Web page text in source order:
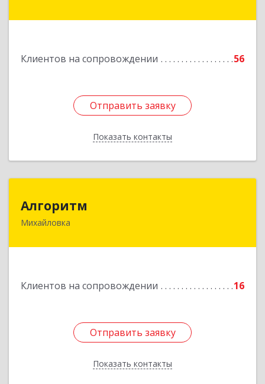
Клиентов на сопровождении 56
Отправить заявку
Показать контакты
Отправить заявку
Назад
Алгоритм
Михайловка
Клиентов на сопровождении 16
Отправить заявку
Показать контакты
Отправить заявку
Назад